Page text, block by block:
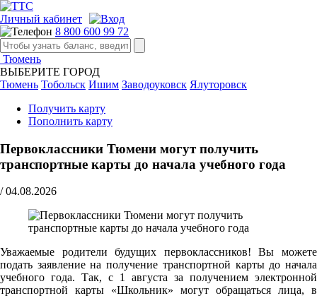
Личный кабинет
8 800 600 99 72
Тюмень
ВЫБЕРИТЕ ГОРОД
Тюмень Тобольск Ишим Заводоуковск Ялуторовск
Получить карту
Пополнить карту
Первоклассники Тюмени могут получить
транспортные карты до начала учебного года
/ 04.08.2026
Уважаемые родители будущих первоклассников! Вы можете
подать заявление на получение транспортной карты до начала
учебного года. Так, с 1 августа за получением электронной
транспортной карты «Школьник» могут обращаться лица, в